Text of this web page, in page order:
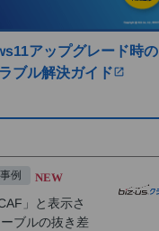
アップグレード時の
ラブル解決ガイド open_in_new
例 NEW
」と表示さ
ブルの抜き差